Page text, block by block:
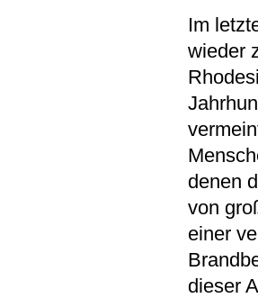
Im
wieder
denen
von
einer
dieser